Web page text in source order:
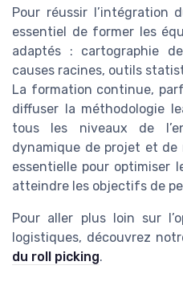
Pour réussir l’intégration
essentiel de former les
adaptés : cartographie
causes racines, outils
La formation continue,
diffuser la méthodologie
tous les niveaux de
dynamique de projet et de
essentielle pour optimiser
atteindre les objectifs de
Pour aller plus loin sur
logistiques, découvrez
du roll picking.